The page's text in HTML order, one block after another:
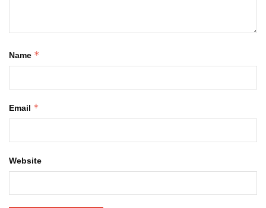
Name *
Email *
Website